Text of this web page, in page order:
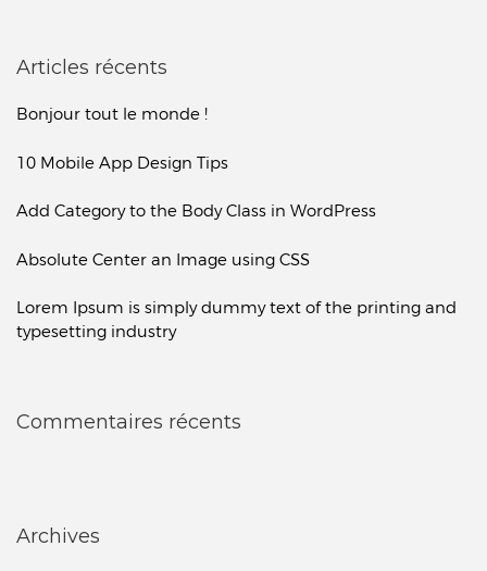
Articles récents
Bonjour tout le monde !
10 Mobile App Design Tips
Add Category to the Body Class in WordPress
Absolute Center an Image using CSS
Lorem Ipsum is simply dummy text of the printing and
typesetting industry
Commentaires récents
Archives